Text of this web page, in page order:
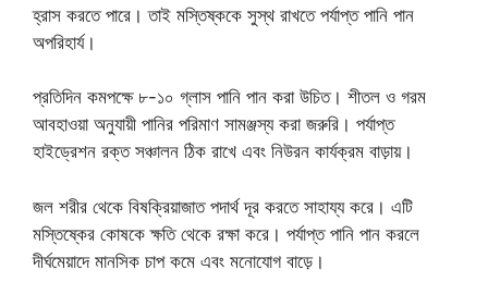
হ্রাস করতে পারে। তাই মস্তিষ্ককে সুস্থ রাখতে পর্যাপ্ত পানি পান
অপরিহার্য।
প্রতিদিন কমপক্ষে ৮-১০ গ্লাস পানি পান করা উচিত। শীতল ও গরম
আবহাওয়া অনুযায়ী পানির পরিমাণ সামঞ্জস্য করা জরুরি। পর্যাপ্ত
হাইড্রেশন রক্ত সঞ্চালন ঠিক রাখে এবং নিউরন কার্যক্রম বাড়ায়।
জল শরীর থেকে বিষক্রিয়াজাত পদার্থ দূর করতে সাহায্য করে। এটি
মস্তিষ্কের কোষকে ক্ষতি থেকে রক্ষা করে। পর্যাপ্ত পানি পান করলে
দীর্ঘমেয়াদে মানসিক চাপ কমে এবং মনোযোগ বাড়ে।